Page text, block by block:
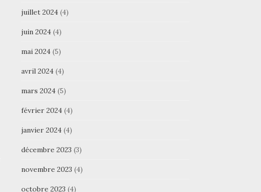
juillet 2024(4)
juin 2024(4)
mai 2024(5)
avril 2024(4)
mars 2024(5)
février 2024(4)
janvier 2024(4)
décembre 2023 (3)
novembre 2023 (4)
octobre 2023 (4)